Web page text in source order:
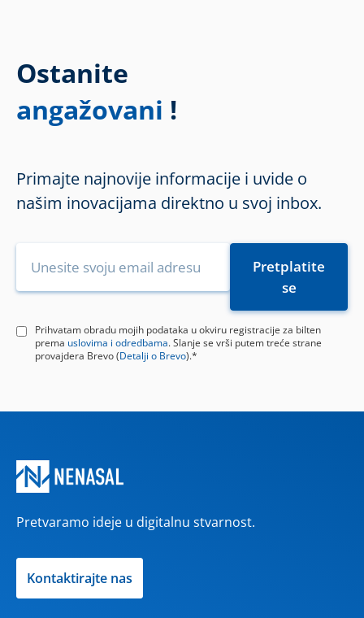
Ostanite
angažovani !
Primajte najnovije informacije i uvide o
našim inovacijama direktno u svoj inbox.
Prihvatam obradu mojih podataka u okviru registracije za bilten
prema uslovima i odredbama. Slanje se vrši putem treće strane
provajdera Brevo (Detalji o Brevo).*
Pretvaramo ideje u digitalnu stvarnost.
Kontaktirajte nas